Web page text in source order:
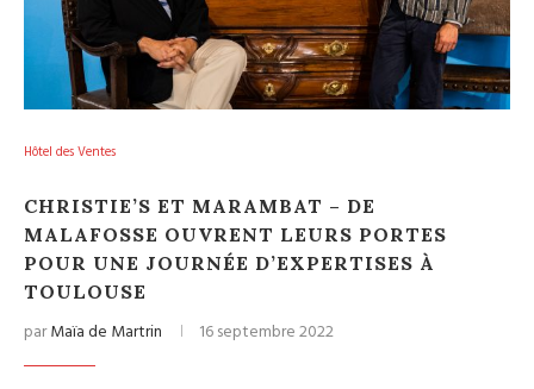
Hôtel des Ventes
CHRISTIE’S ET MARAMBAT – DE
MALAFOSSE OUVRENT LEURS PORTES
POUR UNE JOURNÉE D’EXPERTISES À
TOULOUSE
parMaïa de Martrin 16 septembre 2022